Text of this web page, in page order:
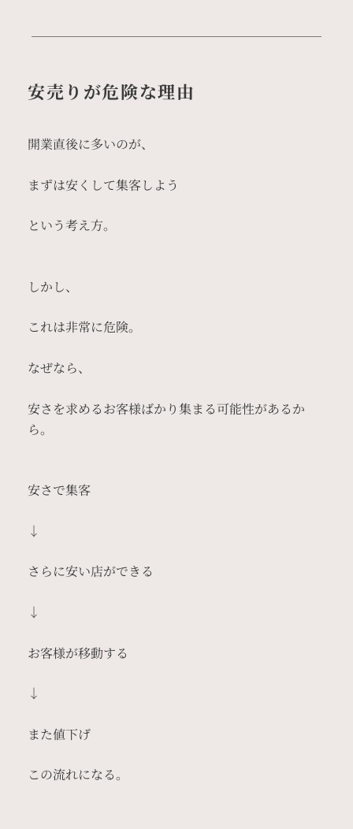
安売りが危険な理由
開業直後に多いのが、
まずは安くして集客しよう
という考え方。
しかし、
これは非常に危険。
なぜなら、
安さを求めるお客様ばかり集まる可能性があるか
ら。
安さで集客
↓
さらに安い店ができる
↓
お客様が移動する
↓
また値下げ
この流れになる。